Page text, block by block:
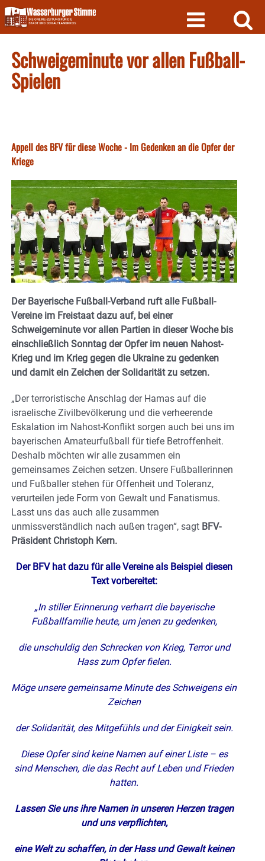
Skip
to
content
Schweigeminute vor allen Fußball-
Spielen
Appell des BFV für diese Woche - Im Gedenken an die Opfer der
Kriege
Der Bayerische Fußball-Verband ruft alle Fußball-
Vereine im Freistaat dazu auf, bei einer
Schweigeminute vor allen Partien in dieser Woche bis
einschließlich Sonntag der Opfer im neuen Nahost-
Krieg und im Krieg gegen die Ukraine zu gedenken
und damit ein Zeichen der Solidarität zu setzen.
„Der terroristische Anschlag der Hamas auf die
israelische Zivilbevölkerung und die verheerende
Eskalation im Nahost-Konflikt sorgen auch bei uns im
bayerischen Amateurfußball für tiefe Betroffenheit.
Deshalb möchten wir alle zusammen ein
gemeinsames Zeichen setzen. Unsere Fußballerinnen
und Fußballer stehen für Offenheit und Toleranz,
verurteilen jede Form von Gewalt und Fanatismus.
Lasst uns das auch alle zusammen
unmissverständlich nach außen tragen“, sagt BFV-
Präsident Christoph Kern.
Der BFV hat dazu für alle Vereine als Beispiel diesen
Text vorbereitet:
„In stiller Erinnerung verharrt die bayerische
Fußballfamilie heute, um jenen zu gedenken,
die unschuldig den Schrecken von Krieg, Terror und
Hass zum Opfer fielen.
Möge unsere gemeinsame Minute des Schweigens ein
Zeichen
der Solidarität, des Mitgefühls und der Einigkeit sein.
Diese Opfer sind keine Namen auf einer Liste – es
sind Menschen, die das Recht auf Leben und Frieden
hatten.
Lassen Sie uns ihre Namen in unseren Herzen tragen
und uns verpflichten,
eine Welt zu schaffen, in der Hass und Gewalt keinen